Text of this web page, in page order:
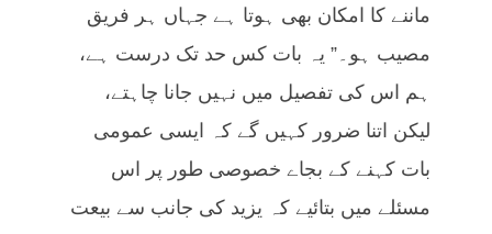
ماننے کا امکان بھی ہوتا ہے جہاں ہر فریق
مصیب ہو۔” یہ بات کس حد تک درست ہے،
ہم اس کی تفصیل میں نہیں جانا چاہتے،
لیکن اتنا ضرور کہیں گے کہ ایسی عمومی
بات کہنے کے بجاے خصوصی طور پر اس
مسئلے میں بتائیے کہ یزید کی جانب سے بیعت